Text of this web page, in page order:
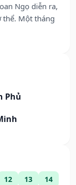
Ngọ diễn ra,
thể. Một tháng
Phủ
12 13
14